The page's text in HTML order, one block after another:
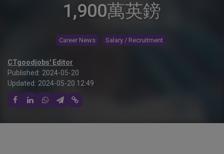
1,900萬英鎊
Career News Salary / Recruitment
CTgoodjobs' Editor
Published: 2024-05-20
Updated: 2024-05-20 12:49